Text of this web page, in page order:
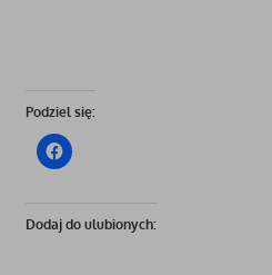
Podziel się:
Dodaj do ulubionych: